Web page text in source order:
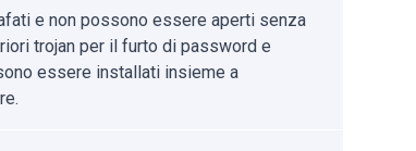
e non possono essere aperti senza
trojan per il furto di password e
essere installati insieme a